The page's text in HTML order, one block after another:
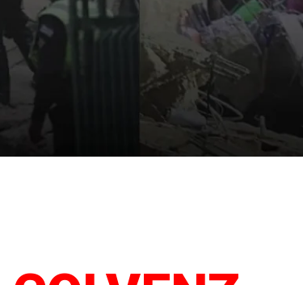
verificadas, recursos de